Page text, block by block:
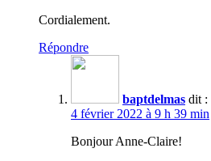
Cordialement.
Répondre
baptdelmas dit :
4 février 2022 à 9 h 39 min
Bonjour Anne-Claire!